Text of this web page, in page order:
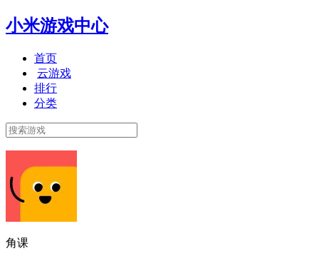
小米游戏中心
首页
云游戏
排行
分类
角课